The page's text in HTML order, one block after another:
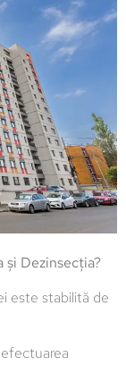
Dezinsecția?
este stabilită de